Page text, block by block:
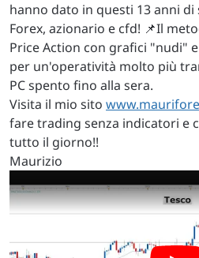
hanno dato in questi 13 anni di
Forex, azionario e cfd! 📌Il
Price Action con grafici "nudi"
per un'operatività molto più
PC spento fino alla sera.
Visita il mio sito
fare trading senza indicatori e
tutto il giorno!!
Maurizio